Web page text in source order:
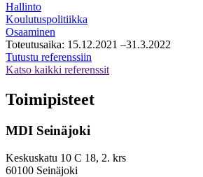
Hallinto
Koulutuspolitiikka
Osaaminen
Toteutusaika: 15.12.2021 –31.3.2022
Tutustu referenssiin
toiminnan
ja
arviointityö
Katso kaikki referenssit
Toimipisteet
MDI Seinäjoki
Keskuskatu 10 C 18, 2. krs
60100 Seinäjoki